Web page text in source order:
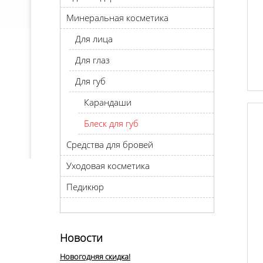
Минеральная косметика
Для лица
Для глаз
Для губ
Карандаши
Блеск для губ
Средства для бровей
Уходовая косметика
Педикюр
Новости
Новогодняя скидка!